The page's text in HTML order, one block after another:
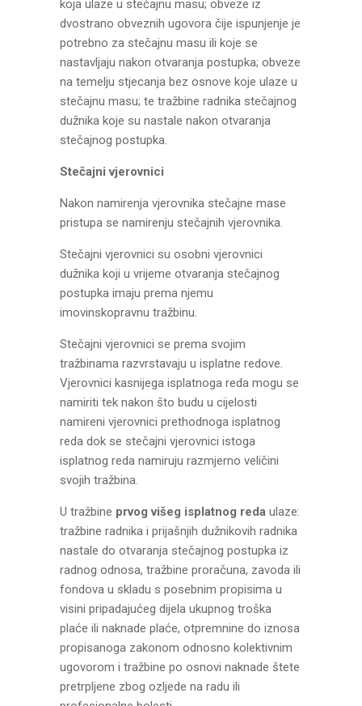
koja ulaze u stečajnu masu; obveze iz
dvostrano obveznih ugovora čije ispunjenje je
potrebno za stečajnu masu ili koje se
nastavljaju nakon otvaranja postupka; obveze
na temelju stjecanja bez osnove koje ulaze u
stečajnu masu; te tražbine radnika stečajnog
dužnika koje su nastale nakon otvaranja
stečajnog postupka.
Stečajni vjerovnici
Nakon namirenja vjerovnika stečajne mase
pristupa se namirenju stečajnih vjerovnika.
Stečajni vjerovnici su osobni vjerovnici
dužnika koji u vrijeme otvaranja stečajnog
postupka imaju prema njemu
imovinskopravnu tražbinu.
Stečajni vjerovnici se prema svojim
tražbinama razvrstavaju u isplatne redove.
Vjerovnici kasnijega isplatnoga reda mogu se
namiriti tek nakon što budu u cijelosti
namireni vjerovnici prethodnoga isplatnog
reda dok se stečajni vjerovnici istoga
isplatnog reda namiruju razmjerno veličini
svojih tražbina.
U tražbine prvog višeg isplatnog reda ulaze:
tražbine radnika i prijašnjih dužnikovih radnika
nastale do otvaranja stečajnog postupka iz
radnog odnosa, tražbine proračuna, zavoda ili
fondova u skladu s posebnim propisima u
visini pripadajućeg dijela ukupnog troška
plaće ili naknade plaće, otpremnine do iznosa
propisanoga zakonom odnosno kolektivnim
ugovorom i tražbine po osnovi naknade štete
pretrpljene zbog ozljede na radu ili